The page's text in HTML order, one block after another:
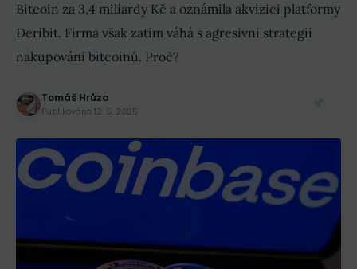
Bitcoin za 3,4 miliardy Kč a oznámila akvizici platformy
Deribit. Firma však zatím váhá s agresivní strategií
nakupování bitcoinů. Proč?
Tomáš Hrůza
Publikováno 12. 5. 2025